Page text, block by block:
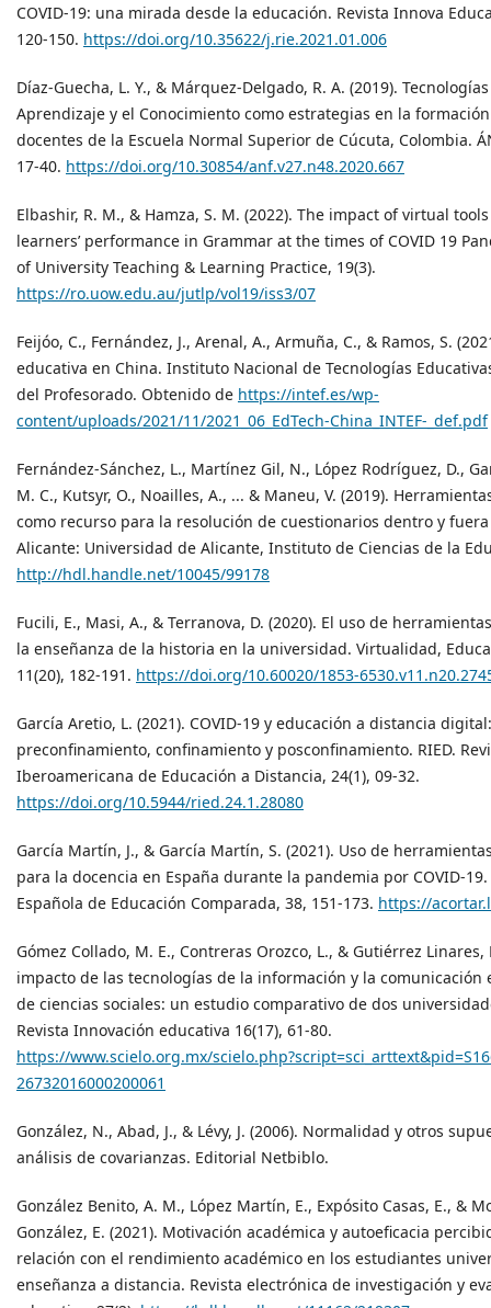
COVID-19: una mirada desde la educación. Revista Innova
120-150. https://doi.org/10.35622/j.rie.2021.01.006
Díaz-Guecha, L. Y., & Márquez-Delgado, R. A. (2019).
Aprendizaje y el Conocimiento como estrategias en la
docentes de la Escuela Normal Superior de Cúcuta, Colombia.
17-40. https://doi.org/10.30854/anf.v27.n48.2020.667
Elbashir, R. M., & Hamza, S. M. (2022). The impact of virtual tools
learners’ performance in Grammar at the times of COVID 19
of University Teaching & Learning Practice, 19(3).
https://ro.uow.edu.au/jutlp/vol19/iss3/07
Feijóo, C., Fernández, J., Arenal, A., Armuña, C., & Ramos, S.
educativa en China. Instituto Nacional de Tecnologías
del Profesorado. Obtenido de https://intef.es/wp-
content/uploads/2021/11/2021_06_EdTech-China_INTEF-_def.pdf
Fernández-Sánchez, L., Martínez Gil, N., López Rodríguez, D.,
M. C., Kutsyr, O., Noailles, A., ... & Maneu, V. (2019).
como recurso para la resolución de cuestionarios dentro y
Alicante: Universidad de Alicante, Instituto de Ciencias de la
http://hdl.handle.net/10045/99178
Fucili, E., Masi, A., & Terranova, D. (2020). El uso de
la enseñanza de la historia en la universidad. Virtualidad,
11(20), 182-191. https://doi.org/10.60020/1853-
García Aretio, L. (2021). COVID-19 y educación a distancia digital:
preconfinamiento, confinamiento y posconfinamiento. RIED.
Iberoamericana de Educación a Distancia, 24(1), 09-32.
https://doi.org/10.5944/ried.24.1.28080
García Martín, J., & García Martín, S. (2021). Uso de
para la docencia en España durante la pandemia por COVID-19.
Española de Educación Comparada, 38, 151-173. https://
Gómez Collado, M. E., Contreras Orozco, L., & Gutiérrez Linares,
impacto de las tecnologías de la información y la comunicación
de ciencias sociales: un estudio comparativo de dos
Revista Innovación educativa 16(17), 61-80.
https://www.scielo.org.mx/
26732016000200061
González, N., Abad, J., & Lévy, J. (2006). Normalidad y otros
análisis de covarianzas. Editorial Netbiblo.
González Benito, A. M., López Martín, E., Expósito Casas, E., &
González, E. (2021). Motivación académica y autoeficacia
relación con el rendimiento académico en los estudiantes
enseñanza a distancia. Revista electrónica de investigación y